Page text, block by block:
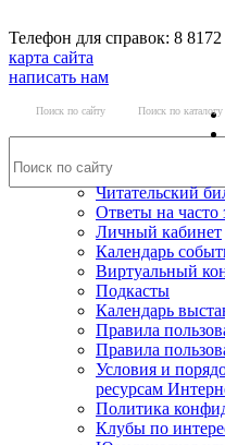
Телефон для справок: 8
карта сайта
написать нам
Поиск по сайту Поиск по каталогу
Читательский
Ответы на часто
Личный кабинет
Календарь
Виртуальный
Подкасты
Календарь
Правила
Правила
Условия и
ресурсам
Политика
Клубы по